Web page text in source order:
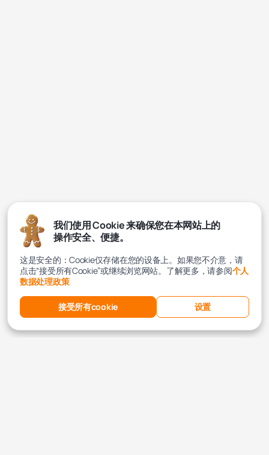
我们使用 Cookie 来确保您在本网站上的
操作安全、便捷。
这是安全的：Cookie仅存储在您的设备上。如果您不介意，请
点击“接受所有Cookie”或继续浏览网站。了解更多，请参阅个人
数据处理政策
接受所有cookie 设置